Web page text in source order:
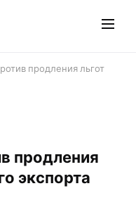
продления льгот
продления
экспорта